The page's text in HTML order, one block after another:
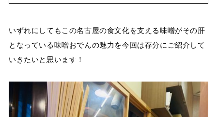
いずれにしてもこの名古屋の食文化を支える味噌がその肝
となっている味噌おでんの魅力を今回は存分にご紹介して
いきたいと思います！